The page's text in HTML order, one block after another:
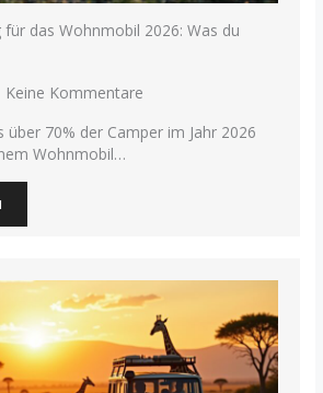
für das Wohnmobil 2026: Was du
Keine Kommentare
über 70% der Camper im Jahr 2026
Wohnmobil…